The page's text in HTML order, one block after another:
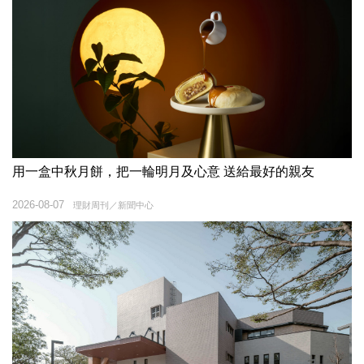
用一盒中秋月餅，把一輪明月及心意 送給最好的親友
理財周刊／新聞中心
2026-08-07